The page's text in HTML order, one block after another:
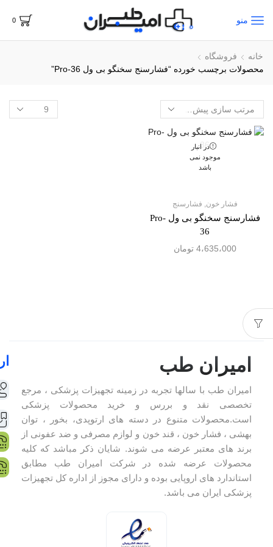
منو 0
خانه
فروشگاه
محصولات برچسب خورده “فشارسنج سخنگو بی ول Pro-36”
در انبار
موجود نمی
باشد
فشار خون, فشارسنج
فشارسنج سخنگو بی ول Pro-
36
4،635،000 تومان
امیران طب
امیران طب با سالها تجربه در زمینه تجهیزات پزشکی ، مرجع
تخصصی نقد و بررس و خرید محصولات پزشکی
است.محصولات متنوع در دسته های ارتوپدی، بخور ، توان
بهشی ، فشار خون ، قند خون و لوازم مصرفی و ضد عفونی از
برند های معتبر عرضه می شوند. شایان ذکر مباشد که کلیه
محصولات عرضه شده در شرکت امیران طب مطابق
استاندارد های اروپایی بوده و دارای مجوز از اداره کل تجهیزات
پزشکی ایران می باشد.